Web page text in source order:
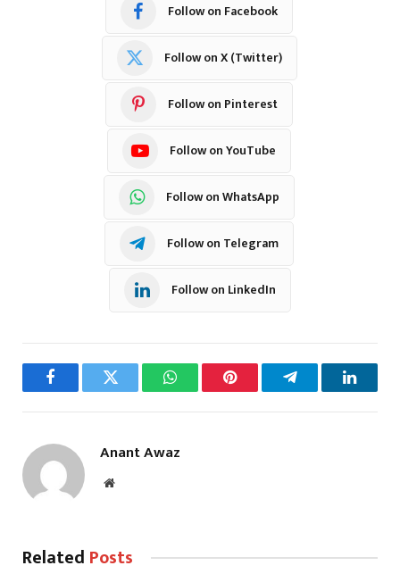
Follow on Facebook
Follow on X (Twitter)
Follow on Pinterest
Follow on YouTube
Follow on WhatsApp
Follow on Telegram
Follow on LinkedIn
FacebookTwitter WhatsAppPinterest Telegram
Anant Awaz
Website
Related Posts